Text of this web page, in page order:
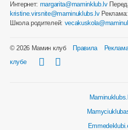
Интернет: margarita@maminklub.lv
kristine.virsnite@maminuklubs.lvРеклама:
Школа родителей:
© 2026 Мамин клуб Правила
клубе